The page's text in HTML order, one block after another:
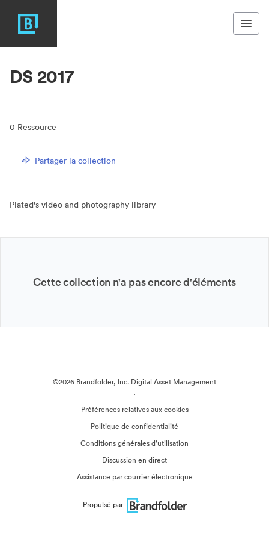
DS 2017
0 Ressource
Partager la collection
Plated's video and photography library
Cette collection n'a pas encore d'éléments
©2026 Brandfolder, Inc. Digital Asset Management
·
Préférences relatives aux cookies
Politique de confidentialité
Conditions générales d’utilisation
Discussion en direct
Assistance par courrier électronique
Propulsé par